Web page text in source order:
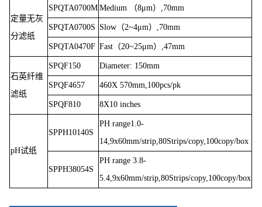
定量无灰
分滤纸
SPQTA0700M Medium （8μm）,70mm
SPQTA0700S Slow（2~4μm）,70mm
SPQTA0470F Fast（20~25μm）,47mm
石英纤维
滤纸
SPQF150 Diameter: 150mm
SPQF4657 460X 570mm,100pcs/pk
SPQF810 8X10 inches
pH试纸
SPPH10140S
PH range1.0-
14,9x60mm/strip,80Strips/copy,100copy/box
SPPH38054S
PH range 3.8-
5.4,9x60mm/strip,80Strips/copy,100copy/box